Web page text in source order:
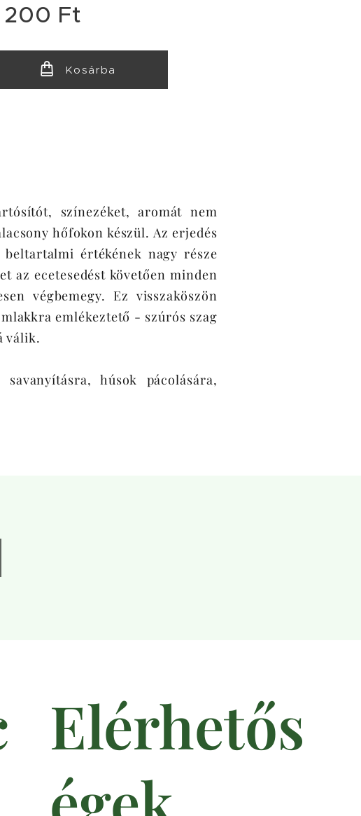
200 Ft
Kosárba
színezéket, aromát nem
hőfokon készül. Az erjedés
értékének nagy része
az ecetesedést követően minden
végbemegy. Ez visszaköszön
emlékeztető - szúrós szag
válik.
húsok pácolására,
Elérhetős